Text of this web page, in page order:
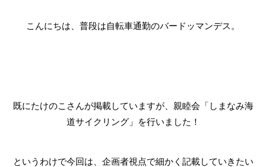
こんにちは、普段は自転車通勤のバードッマンデス。
既にたけのこさんが掲載していますが、親睦会「しまなみ海
道サイクリング」を行いました！
というわけで今回は、企画者視点で細かく記載していきたい